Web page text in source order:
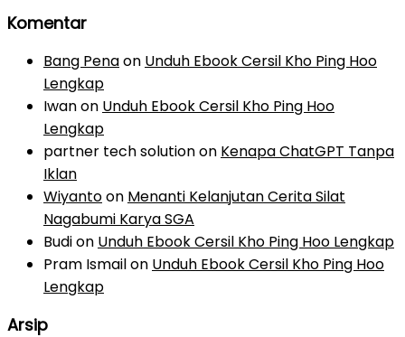
Komentar
Bang Penaon Unduh Ebook Cersil Kho Ping Hoo
Lengkap
Iwanon Unduh Ebook Cersil Kho Ping Hoo
Lengkap
partner tech solutionon Kenapa ChatGPT Tanpa
Iklan
Wiyantoon Menanti Kelanjutan Cerita Silat
Nagabumi Karya SGA
Budion Unduh Ebook Cersil Kho Ping Hoo Lengkap
Pram Ismailon Unduh Ebook Cersil Kho Ping Hoo
Lengkap
Arsip